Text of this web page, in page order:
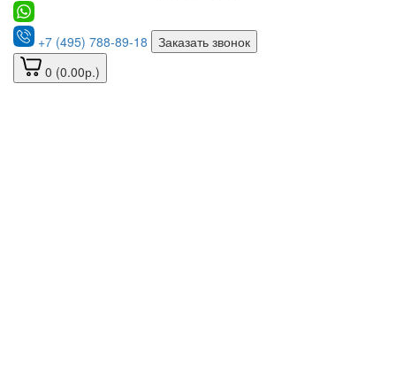
+7 (495) 788-89-18
Заказать звонок
0 (0.00р.)